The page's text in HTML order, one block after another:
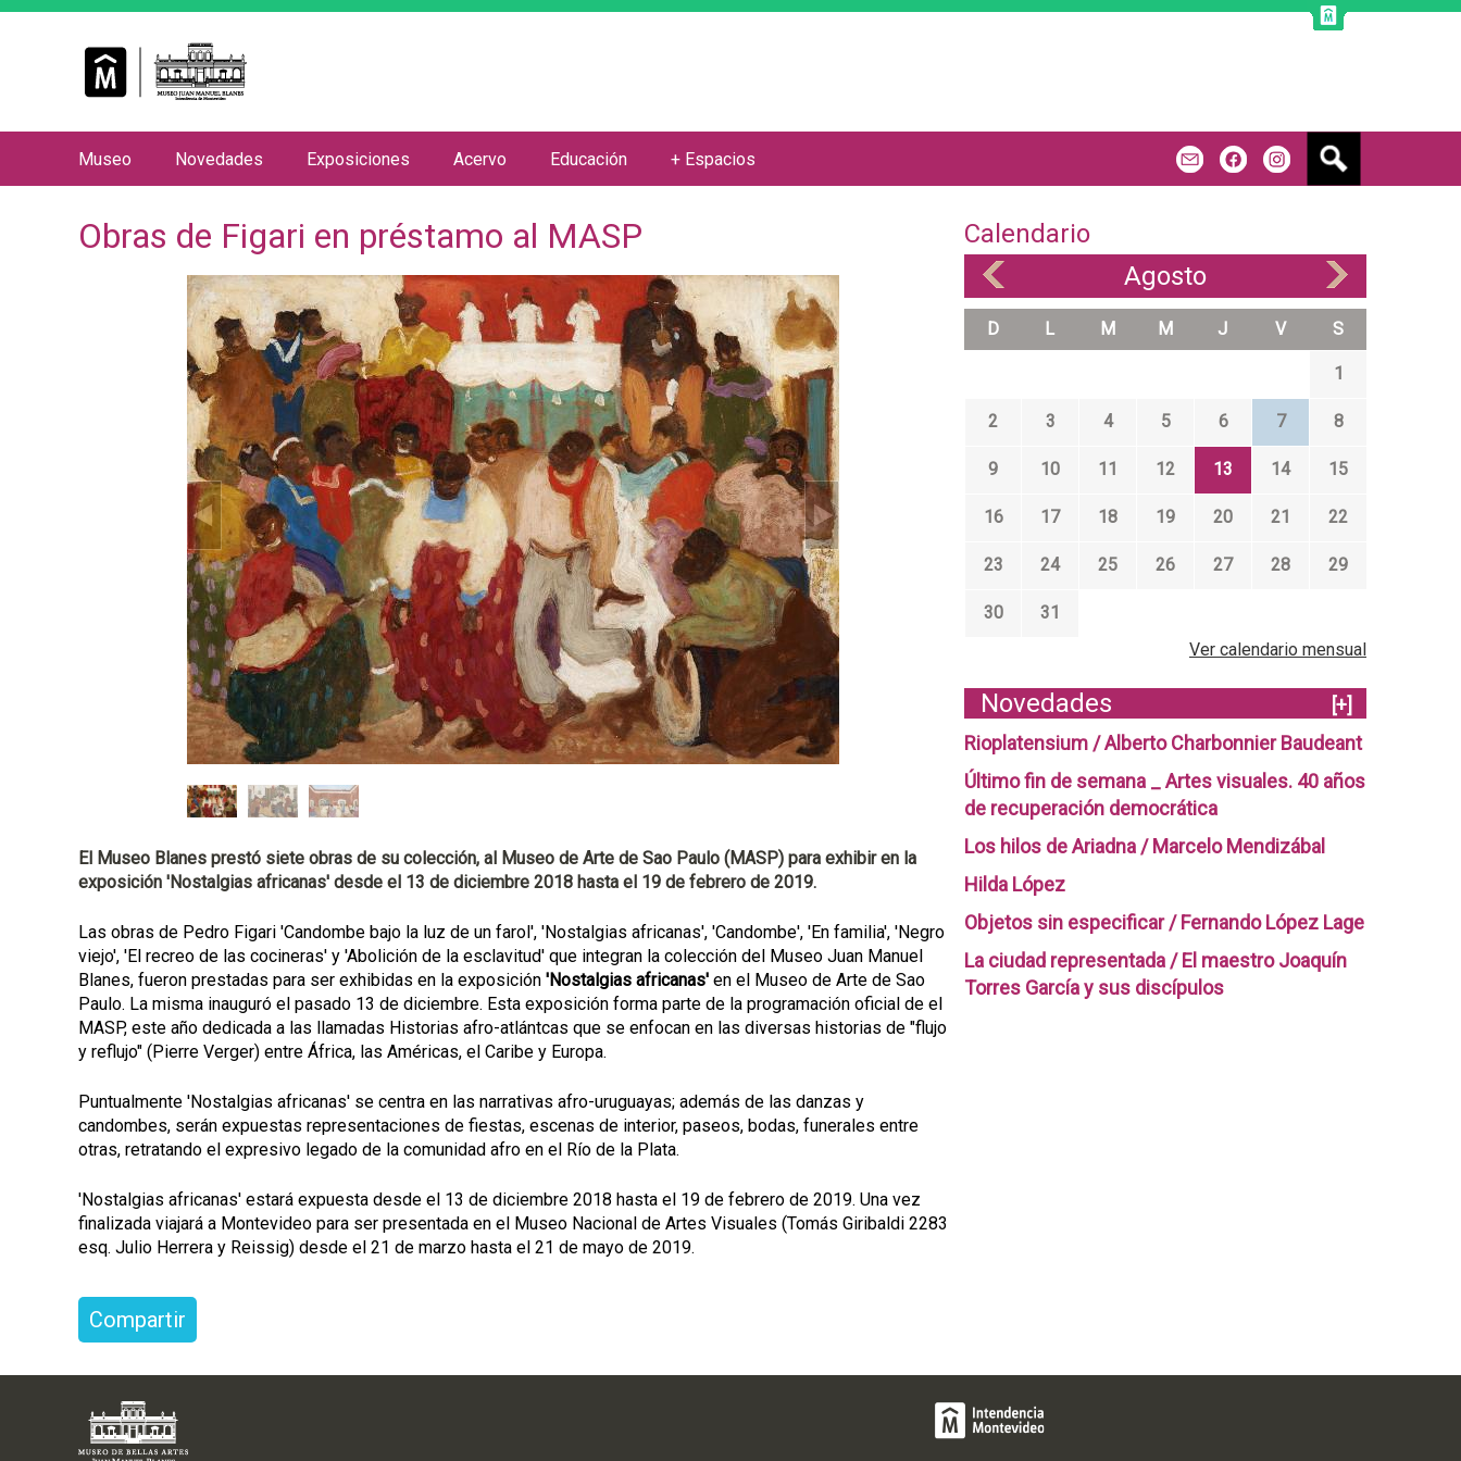
Obras de Figari en préstamo al MASP
El Museo Blanes prestó siete obras de su colección, al Museo de Arte de Sao Paulo (MASP) para exhibir en la
exposición 'Nostalgias africanas' desde el 13 de diciembre 2018 hasta el 19 de febrero de 2019.
Las obras de Pedro Figari 'Candombe bajo la luz de un farol', 'Nostalgias africanas', 'Candombe', 'En familia', 'Negro
viejo', 'El recreo de las cocineras' y 'Abolición de la esclavitud' que integran la colección del Museo Juan Manuel
Blanes, fueron prestadas para ser exhibidas en la exposición 'Nostalgias africanas' en el Museo de Arte de Sao
Paulo. La misma inauguró el pasado 13 de diciembre. Esta exposición forma parte de la programación oficial de el
MASP, este año dedicada a las llamadas Historias afro-atlántcas que se enfocan en las diversas historias de "flujo
y reflujo" (Pierre Verger) entre África, las Américas, el Caribe y Europa.
Puntualmente 'Nostalgias africanas' se centra en las narrativas afro-uruguayas; además de las danzas y
candombes, serán expuestas representaciones de fiestas, escenas de interior, paseos, bodas, funerales entre
otras, retratando el expresivo legado de la comunidad afro en el Río de la Plata.
'Nostalgias africanas' estará expuesta desde el 13 de diciembre 2018 hasta el 19 de febrero de 2019. Una vez
finalizada viajará a Montevideo para ser presentada en el Museo Nacional de Artes Visuales (Tomás Giribaldi 2283
esq. Julio Herrera y Reissig) desde el 21 de marzo hasta el 21 de mayo de 2019.
Compartir
Calendario
Agosto
D L M M J V S
1
2 3 4 5 6 7 8
9 10 11 12 13 14 15
16 17 18 19 20 21 22
23 24 25 26 27 28 29
30
31
Ver calendario mensual
Novedades
[+]
Rioplatensium / Alberto Charbonnier Baudeant
Último fin de semana _ Artes visuales. 40 años
de recuperación democrática
Los hilos de Ariadna / Marcelo Mendizábal
Hilda López
Objetos sin especificar / Fernando López Lage
La ciudad representada / El maestro Joaquín
Torres García y sus discípulos
n
Museo Novedades Exposiciones Acervo Educación + Espacios
s